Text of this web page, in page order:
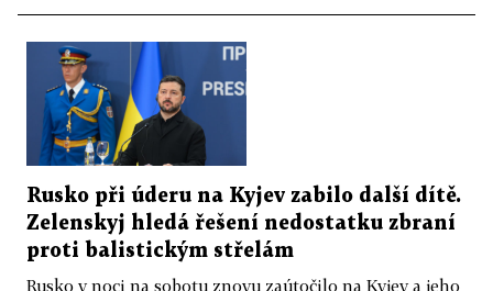
Rusko při úderu na Kyjev zabilo další dítě.
Zelenskyj hledá řešení nedostatku zbraní
proti balistickým střelám
Rusko v noci na sobotu znovu zaútočilo na Kyjev a jeho